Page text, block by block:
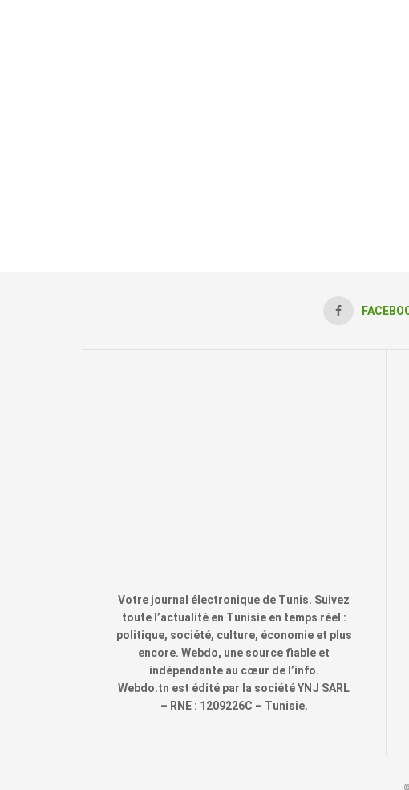
Votre journal électronique de Tunis. Suivez
toute l’actualité en Tunisie en temps réel :
politique, société, culture, économie et plus
encore. Webdo, une source fiable et
indépendante au cœur de l’info.
Webdo.tn est édité par la société YNJ SARL
– RNE : 1209226C – Tunisie.